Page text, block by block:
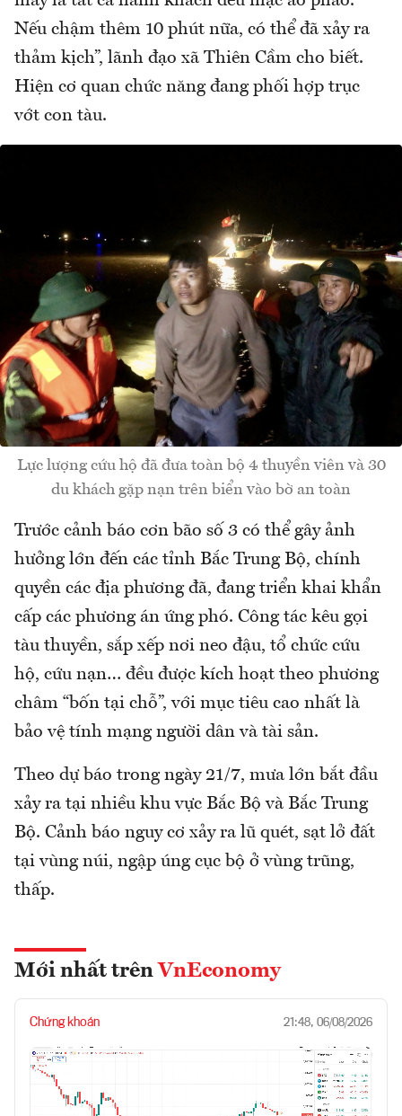
Nếu chậm thêm 10 phút nữa, có thể đã xảy ra
thảm kịch”, lãnh đạo xã Thiên Cầm cho biết.
Hiện cơ quan chức năng đang phối hợp trục
vớt con tàu.
Lực lượng cứu hộ đã đưa toàn bộ 4 thuyền viên và 30
du khách gặp nạn trên biển vào bờ an toàn
Trước cảnh báo cơn bão số 3 có thể gây ảnh
hưởng lớn đến các tỉnh Bắc Trung Bộ, chính
quyền các địa phương đã, đang triển khai khẩn
cấp các phương án ứng phó. Công tác kêu gọi
tàu thuyền, sắp xếp nơi neo đậu, tổ chức cứu
hộ, cứu nạn… đều được kích hoạt theo phương
châm “bốn tại chỗ”, với mục tiêu cao nhất là
bảo vệ tính mạng người dân và tài sản.
Theo dự báo trong ngày 21/7, mưa lớn bắt đầu
xảy ra tại nhiều khu vực Bắc Bộ và Bắc Trung
Bộ. Cảnh báo nguy cơ xảy ra lũ quét, sạt lở đất
tại vùng núi, ngập úng cục bộ ở vùng trũng,
thấp.
Mới nhất trên VnEconomy
Chứng khoán 21:48, 06/08/2026